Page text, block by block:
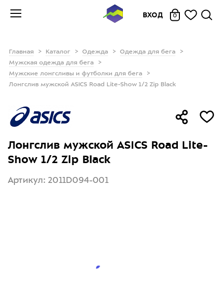
ВХОД 0
Главная Каталог Одежда
Одежда для бега
Мужская одежда для бега
Мужские лонгсливы и футболки для бега
Лонгслив мужской ASICS Road Lite-Show 1/2 Zip Black
Лонгслив мужской ASICS Road Lite-
Show 1/2 Zip Black
Артикул: 2011D094-001